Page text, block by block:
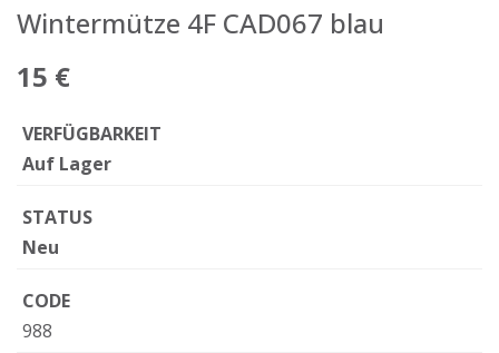
Wintermütze 4F CAD067 blau
15 €
VERFÜGBARKEIT
Auf Lager
STATUS
Neu
CODE
988